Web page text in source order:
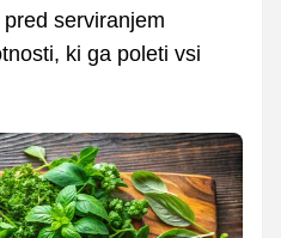
serviranjem
ki ga poleti vsi